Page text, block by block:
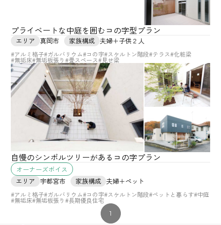
プライベートな中庭を囲むコの字型プラン
エリア 真岡市 家族構成 夫婦＋子供２人
#アルミ格子#ガルバリウム#コの字#スケルトン階段#テラス#化粧梁
#無垢床#無垢板張り#畳スペース#見せ梁
自慢のシンボルツリーがあるコの字プラン
オーナーズボイス
エリア
宇都宮市 家族構成 夫婦＋ペット
#アルミ格子#ガルバリウム#コの字#スケルトン階段#ペットと暮らす#中庭
#無垢床#無垢板張り#長期優良住宅
1